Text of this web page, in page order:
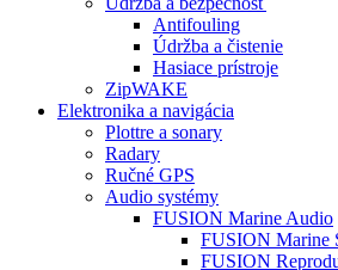
Antifouling
Údržba a čistenie
Hasiace prístroje
ZipWAKE
Elektronika a navigácia
Plottre a sonary
Radary
Ručné GPS
Audio systémy
FUSION Marine Audio
FUSION Marine
FUSION